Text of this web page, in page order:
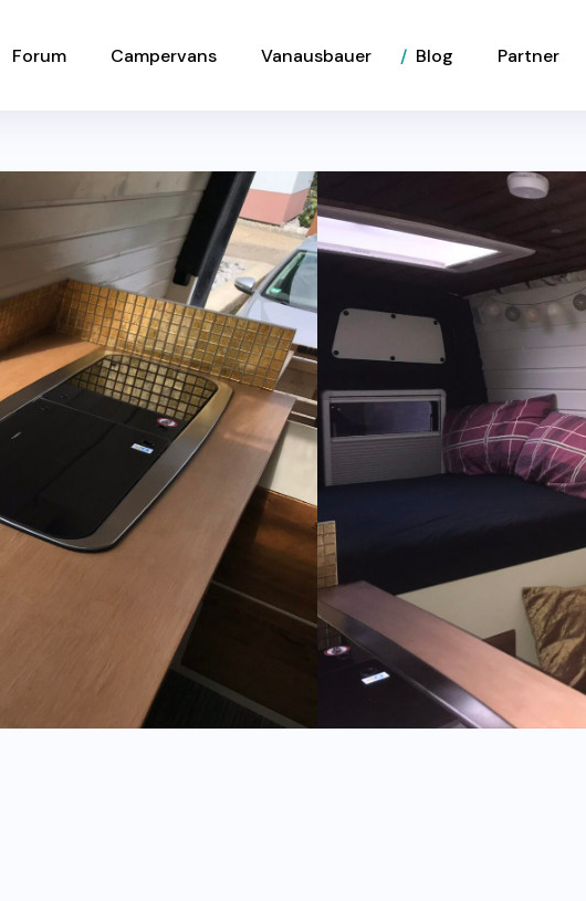
Forum Campervans Vanausbauer Blog Partner